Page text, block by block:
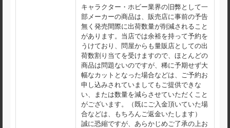
キャラクター・ホビー業界の旧弊として一
部メーカーの商品は、販売店に事前の予告
無く発売間際に出荷数量が削減されること
があります。当店では余裕を持って予約を
うけており、問屋からも量販店としての出
荷数割り当てを受けますので、ほとんどの
商品は問題ないのですが、稀に予期せず大
幅なカットとなった場合などは、ご予約お
申し込みされていましてもご提供できな
い、または数量を減らさせていただくこと
がございます。（既にご入金頂いていた場
合などは、もちろんご返金いたします）
誠に恐縮ですが、あらかじめご了承の上お